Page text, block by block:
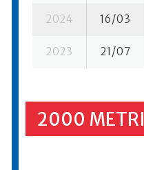
2024 16/03
2023 21/07
2000 METRI